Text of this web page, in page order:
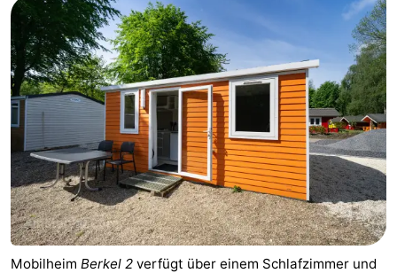
-
Het
Amsterdamse
Bos
-
Spaarnwoude
Hotels
Zimmer
(mit
Frühstück)
Lastminutes
Museen
Attraktionen
Mobilheim Berkel 2 verfügt über einem Schlafzimmer und